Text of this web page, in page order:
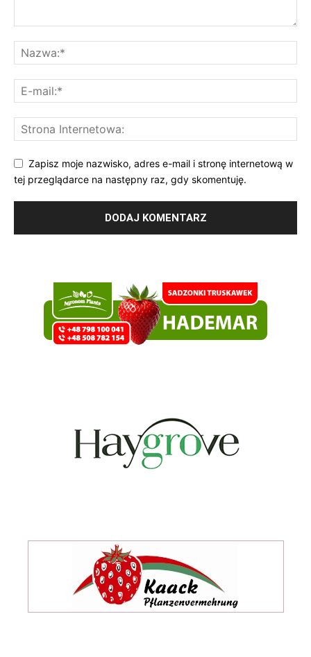
Zapisz moje nazwisko, adres e-mail i stronę internetową w
tej przeglądarce na następny raz, gdy skomentuję.